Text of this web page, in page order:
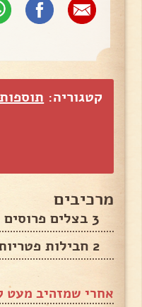
קטגוריה: תוספות
מרכיבים
3 בצלים פרוסים
2 חבילות פטריות טריות חתוכות
אחרי שמזהיב מעט